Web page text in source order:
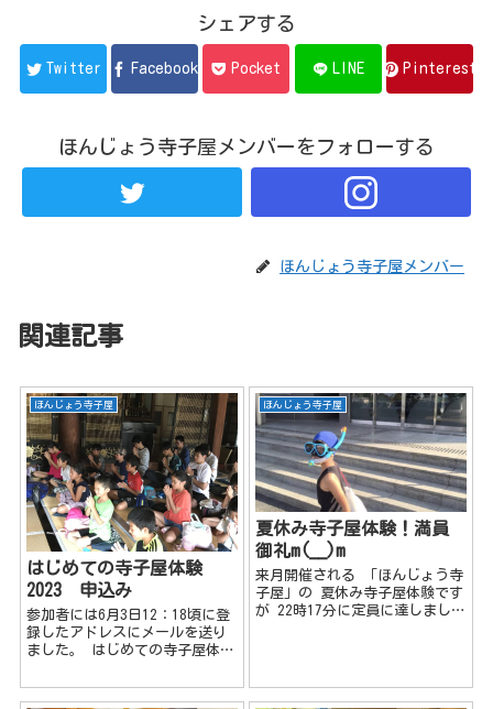
シェアする
Twitter Facebook Pocket LINE Pinterest
ほんじょう寺子屋メンバーをフォローする
ほんじょう寺子屋メンバー
関連記事
ほんじょう寺子屋
はじめての寺子屋体験
2023 申込み
参加者には6月3日12：18頃に登
録したアドレスにメールを送り
ました。 はじめての寺子屋体験
記載されている内容をご理解の
上お申込み下さいm(__)m はじめ
ほんじょう寺子屋
夏休み寺子屋体験！満員
御礼m(__)m
来月開催される 「ほんじょう寺
子屋」の 夏休み寺子屋体験です
が 22時17分に定員に達しました
ティア...